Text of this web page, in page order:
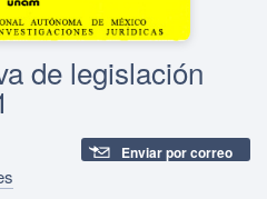
de legislación
Enviar por correo